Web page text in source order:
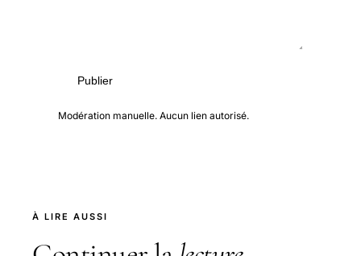
Publier
Modération manuelle. Aucun lien autorisé.
À LIRE AUSSI